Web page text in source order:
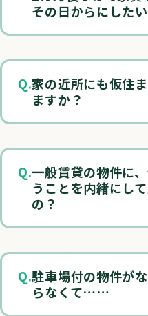
その日からにしたい
家の近所にも仮住
ますか？
一般賃貸の物件に
うことを内緒にし
の？
駐車場付の物件が
らなくて……